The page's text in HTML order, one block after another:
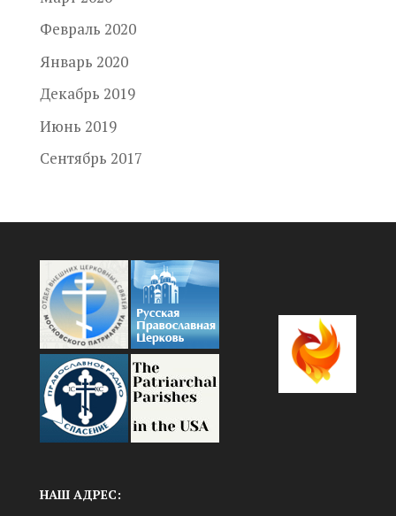
Февраль 2020
Январь 2020
Декабрь 2019
Июнь 2019
Сентябрь 2017
НАШ АДРЕС: